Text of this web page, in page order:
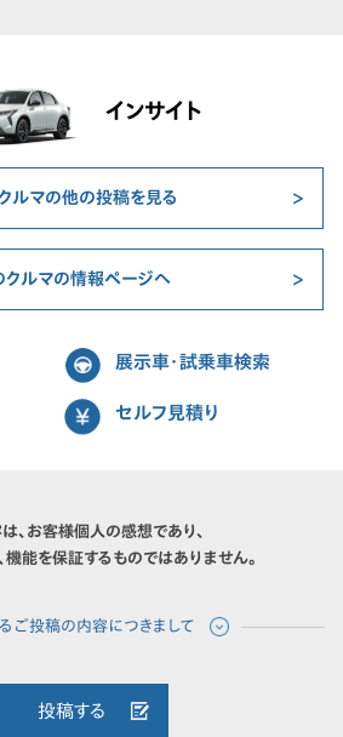
インサイト
ルマの他の投稿を見る
クルマの情報ページへ
展示車・試乗車検索
セルフ見積り
、お客様個人の感想であり、
能を保証するものではありません。
投稿する